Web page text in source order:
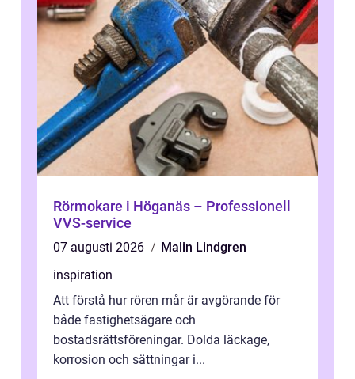
Rörmokare i Höganäs – Professionell
VVS-service
07 augusti 2026
Malin Lindgren
inspiration
Att förstå hur rören mår är avgörande för
både fastighetsägare och
bostadsrättsföreningar. Dolda läckage,
korrosion och sättningar i...